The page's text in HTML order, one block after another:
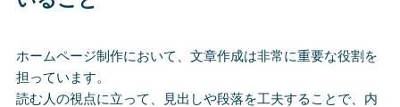
ホームページ制作において、文章作成は非常に重要な役割を
担っています。
読む人の視点に立って、見出しや段落を工夫することで、内